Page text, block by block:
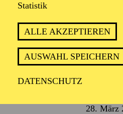
Statistik
ALLE AKZEPTIEREN
AUSWAHL SPEICHERN
DATENSCHUTZ
28. März